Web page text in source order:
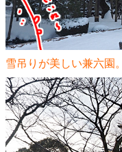
雪吊りが美しい兼六園